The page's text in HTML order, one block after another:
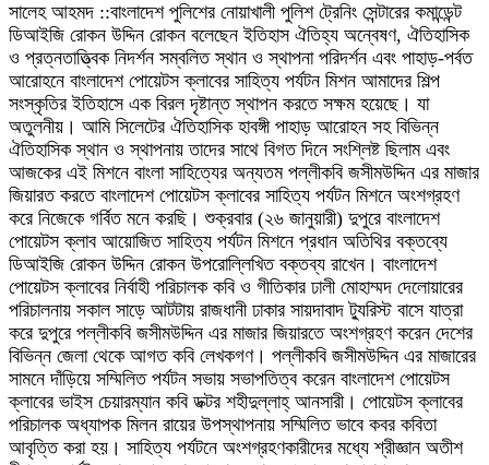
সালেহ আহমদ ::বাংলাদেশ পুলিশের নোয়াখালী পুলিশ ট্রেনিং সেন্টারের কমান্ডেন্ট
ডিআইজি রোকন উদ্দিন রোকন বলেছেন ইতিহাস ঐতিহ্য অন্বেষণ, ঐতিহাসিক
ও প্রত্নতাত্ত্বিক নিদর্শন সম্বলিত স্থান ও স্থাপনা পরিদর্শন এবং পাহাড়-পর্বত
আরোহনে বাংলাদেশ পোয়েটস ক্লাবের সাহিত্য পর্যটন মিশন আমাদের শিল্প
সংস্কৃতির ইতিহাসে এক বিরল দৃষ্টান্ত স্থাপন করতে সক্ষম হয়েছে। যা
অতুলনীয়। আমি সিলেটের ঐতিহাসিক হাবঙ্গী পাহাড় আরোহন সহ বিভিন্ন
ঐতিহাসিক স্থান ও স্থাপনায় তাদের সাথে বিগত দিনে সংশ্লিষ্ট ছিলাম এবং
আজকের এই মিশনে বাংলা সাহিত্যের অন্যতম পল্লীকবি জসীমউদ্দিন এর মাজার
জিয়ারত করতে বাংলাদেশ পোয়েটস ক্লাবের সাহিত্য পর্যটন মিশনে অংশগ্রহণ
করে নিজেকে গর্বিত মনে করছি। শুক্রবার (২৬ জানুয়ারী) দুপুরে বাংলাদেশ
পোয়েটস ক্লাব আয়োজিত সাহিত্য পর্যটন মিশনে প্রধান অতিথির বক্তব্যে
ডিআইজি রোকন উদ্দিন রোকন উপরোল্লিখিত বক্তব্য রাখেন। বাংলাদেশ
পোয়েটস ক্লাবের নির্বাহী পরিচালক কবি ও গীতিকার ঢালী মোহাম্মদ দেলোয়ারের
পরিচালনায় সকাল সাড়ে আটটায় রাজধানী ঢাকার সায়দাবাদ ট্যুরিস্ট বাসে যাত্রা
করে দুপুরে পল্লীকবি জসীমউদ্দিন এর মাজার জিয়ারতে অংশগ্রহণ করেন দেশের
বিভিন্ন জেলা থেকে আগত কবি লেখকগণ। পল্লীকবি জসীমউদ্দিন এর মাজারের
সামনে দাঁড়িয়ে সম্মিলিত পর্যটন সভায় সভাপতিত্ব করেন বাংলাদেশ পোয়েটস
ক্লাবের ভাইস চেয়ারম্যান কবি ডক্টর শহীদুল্লাহ্ আনসারী। পোয়েটস ক্লাবের
পরিচালক অধ্যাপক মিলন রায়ের উপস্থাপনায় সম্মিলিত ভাবে কবর কবিতা
আবৃত্তি করা হয়। সাহিত্য পর্যটনে অংশগ্রহণকারীদের মধ্যে শ্রীজ্ঞান অতীশ